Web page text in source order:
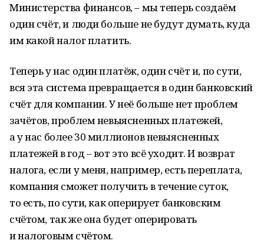
Министерства финансов, – мы теперь создаём
один счёт, и люди больше не будут думать, куда
им какой налог платить.
Теперь у нас один платёж, один счёт и, по сути,
вся эта система превращается в один банковский
счёт для компании. У неё больше нет проблем
зачётов, проблем невыясненных платежей,
а у нас более 30 миллионов невыясненных
платежей в год – вот это всё уходит. И возврат
налога, если у меня, например, есть переплата,
компания сможет получить в течение суток,
то есть, по сути, как оперирует банковским
счётом, так же она будет оперировать
и налоговым счётом.